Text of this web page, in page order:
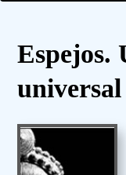
Espejos.
universal